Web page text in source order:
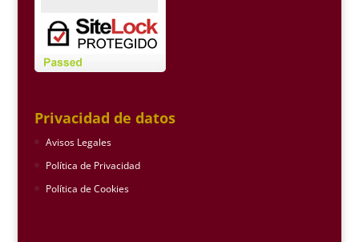
Privacidad de datos
Avisos Legales
Política de Privacidad
Política de Cookies